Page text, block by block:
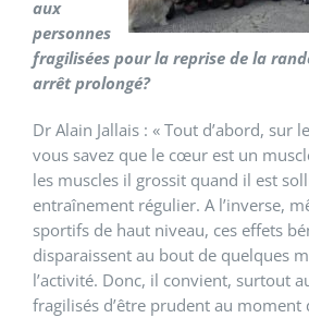
aux
personnes
fragilisées pour la reprise de la
arrêt prolongé?
Dr Alain Jallais : « Tout d’abord, sur
vous savez que le cœur est un
les muscles il grossit quand il est
entraînement régulier. A l’inverse,
sportifs de haut niveau, ces effets
disparaissent au bout de quelques
l’activité. Donc, il convient, surtout
fragilisés d’être prudent au moment